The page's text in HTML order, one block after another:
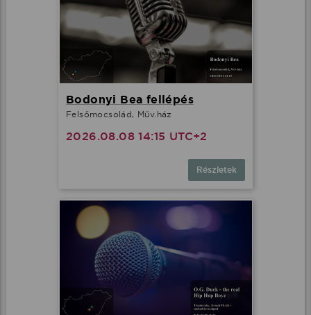
Bodonyi Bea fellépés
Felsőmocsolád, Műv.ház
2026.08.08 14:15 UTC+2
Részletek